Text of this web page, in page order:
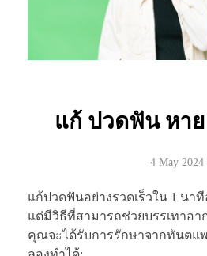
แก้ ปวดฟัน หา
4 May 2024
แก้ปวดฟันอย่างรวดเร็วใน 1 นาที
แต่มีวิธีที่สามารถช่วยบรรเทาอ
คุณจะได้รับการรักษาจากทันต